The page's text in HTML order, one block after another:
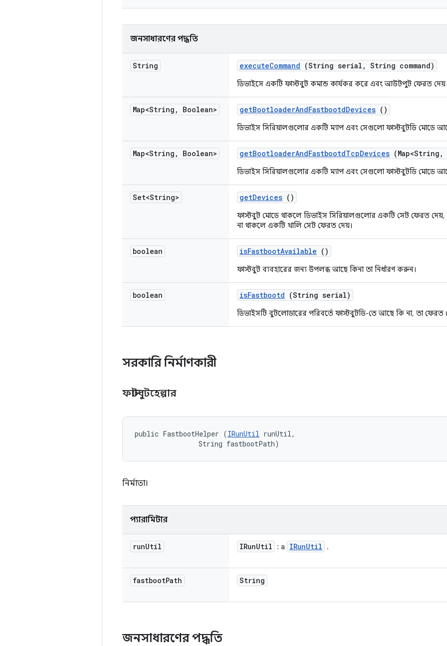
জনসাধারণের পদ্ধতি
String executeCommand (String serial , String command)
ডিভাইসে একটি ফাস্টবুট কমান্ড কার্যকর করে এবং আউটপুট ফেরত
Map<String , Boolean> getBootloaderAndFastbootdDevices ()
ডিভাইস সিরিয়ালগুলোর একটি ম্যাপ এবং সেগুলো ফাস্টবুটডি মোডে
Map<String , Boolean> getBootloaderAndFastbootdTcpDevices (Map<String ,
ডিভাইস সিরিয়ালগুলোর একটি ম্যাপ এবং সেগুলো ফাস্টবুটডি মোডে
Set<String> getDevices ()
ফাস্টবুট মোডে থাকলে ডিভাইস সিরিয়ালগুলোর একটি সেট ফেরত
না থাকলে একটি খালি সেট ফেরত দেয়।
boolean isFastbootAvailable ()
ফাস্টবুট ব্যবহারের জন্য উপলব্ধ আছে কিনা তা নির্ধারণ করুন।
boolean isFastbootd (String serial)
ডিভাইসটি বুটলোডারের পরিবর্তে ফাস্টবুটডি-তে আছে কি না, তা ফেরত
সরকারি নির্মাণকারী
ফাস্টবুটহেল্পার
public FastbootHelper (IRunUtil runUtil,
                String fastbootPath)
নির্মাতা।
প্যারামিটার
runUtil IRunUtil : a IRunUtil .
fastbootPath String
জনসাধারণের পদ্ধতি